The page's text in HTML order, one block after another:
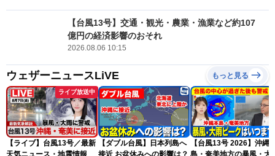
【台風13号】交通・観光・農業・漁業など約107
億円の経済影響のおそれ
2026.08.06 10:15
ウェザーニュースLiVE もっと見る
ライブ放送中
【ライブ】台風13号／最新
天気ニュース・地震情報
【ダブル台風】日本列島へ
接近 お盆休みへの影響は？
【台風13号 2026】沖縄
島・奄美地方の暴風・大